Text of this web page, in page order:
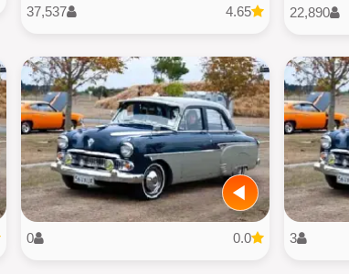
22,890
4.65
37,537
3
0.0
0